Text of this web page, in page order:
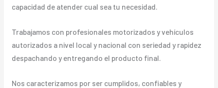
capacidad de atender cual sea tu necesidad.
Trabajamos con profesionales motorizados y vehículos
autorizados a nivel local y nacional con seriedad y rapidez
despachando y entregando el producto final.
Nos caracterizamos por ser cumplidos, confiables y